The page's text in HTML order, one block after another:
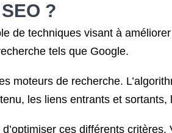
SEO ?
de techniques visant à
tels que Google.
moteurs de recherche.
les liens entrants et
ces différents